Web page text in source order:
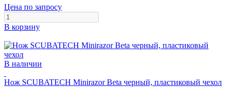
Цена по запросу
В корзину
В наличии
Нож SCUBATECH Minirazor Beta черный, пластиковый чехол